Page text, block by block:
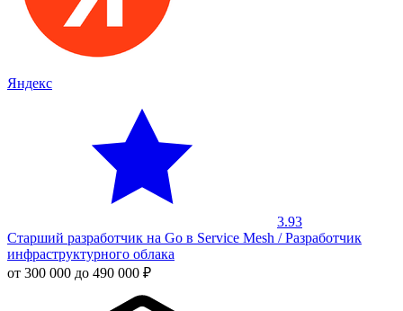
Яндекс
3.93
Старший разработчик на Go в Service Mesh / Разработчик
инфраструктурного облака
от 300 000 до 490 000 ₽